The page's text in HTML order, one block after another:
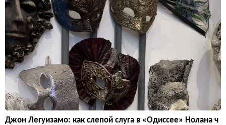
Джон Легуизамо: как слепой слуга в «Одиссее» Нолана ч